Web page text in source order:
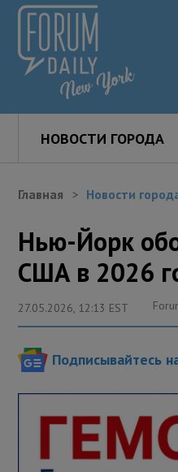
НОВОСТИ ГОРОДА
Главная Новости
Нью-Йорк
США в 2026
27.05.2026, 12:13 EST
Подписывайтесь